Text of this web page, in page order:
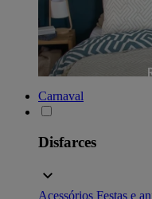
Carnaval
Disfarces
Acessórios Festas e